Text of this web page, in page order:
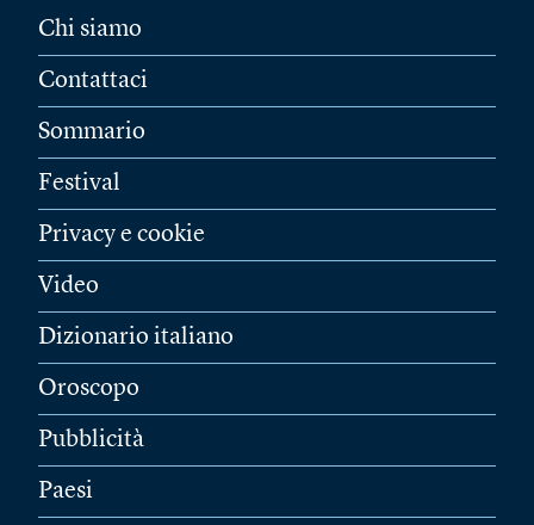
Chi siamo
Contattaci
Sommario
Festival
Privacy e cookie
Video
Dizionario italiano
Oroscopo
Pubblicità
Paesi